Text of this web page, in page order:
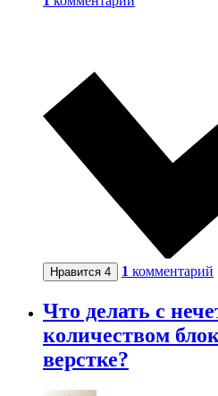
Нравится 4 1 комментарий
Что делать с
количеством
верстке?